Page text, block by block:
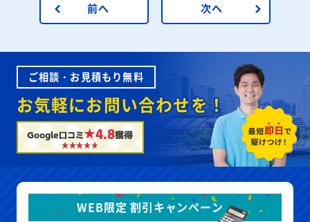
前へ 次へ
ご相談・お見積もり無料
お気軽にお問い合わせを！
Google口コミ★4.8獲得
WEB限定 割引キャンペーン